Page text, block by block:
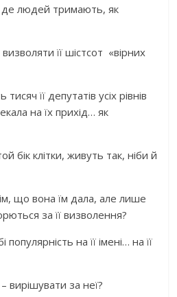
де людей тримають, як
її шістсот «вірних
її депутатів усіх рівнів
на їх прихід… як
бік клітки, живуть так, ніби й
що вона їм дала, але лише
за її визволення?
на її імені… на її
вирішувати за неї?